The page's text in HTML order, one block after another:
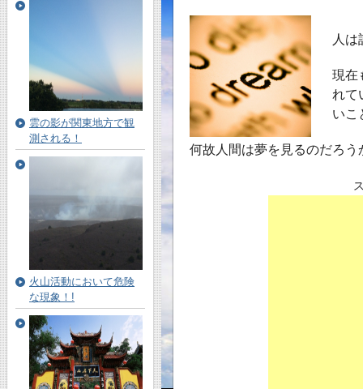
人は
現在
れて
いこ
何故人間は夢を見るのだろう
雲の影が関東地方で観
測される！
火山活動において危険
な現象！!
毎日面白い話題をピッ